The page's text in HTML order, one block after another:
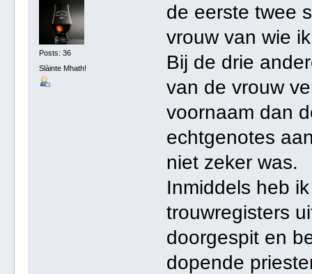
Posts: 36
Slàinte Mhath!
de eerste twee
vrouw van wie
Bij de drie
van de vrouw
voornaam dan
echtgenotes
niet zeker was.
Inmiddels heb
trouwregisters
doorgespit en
dopende